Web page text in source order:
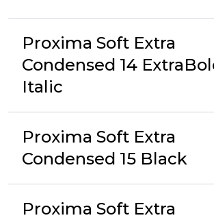
Proxima Soft Extra
Condensed 14
Italic
Proxima Soft Extra
Condensed 15 Black
Proxima Soft Extra